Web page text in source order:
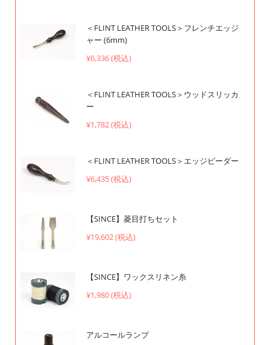
＜FLINT LEATHER TOOLS＞フレンチエッジ
ャー (6mm)
¥6,336 (税込)
＜FLINT LEATHER TOOLS＞ウッドスリッカ
ー
¥1,782 (税込)
＜FLINT LEATHER TOOLS＞エッジビーダー
¥6,435 (税込)
【SINCE】菱目打ちセット
¥19,602 (税込)
【SINCE】ワックスリネン糸
¥1,980 (税込)
アルコールランプ